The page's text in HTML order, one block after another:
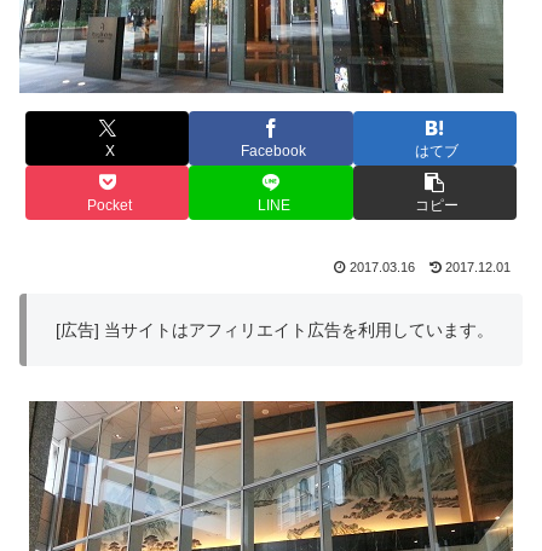
X Facebook はてブ
Pocket LINE コピー
2017.03.16 2017.12.01
[広告] 当サイトはアフィリエイト広告を利用しています。